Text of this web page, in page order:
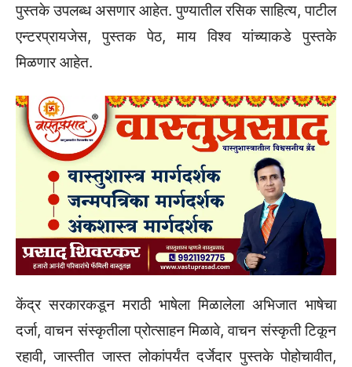
पुस्तके उपलब्ध असणार आहेत. पुण्यातील रसिक साहित्य, पाटील
एन्टरप्रायजेस, पुस्तक पेठ, माय विश्व यांच्याकडे पुस्तके
मिळणार आहेत.
केंद्र सरकारकडून मराठी भाषेला मिळालेला अभिजात भाषेचा
दर्जा, वाचन संस्कृतीला प्रोत्साहन मिळावे, वाचन संस्कृती टिकून
रहावी, जास्तीत जास्त लोकांपर्यंत दर्जेदार पुस्तके पोहोचावीत,